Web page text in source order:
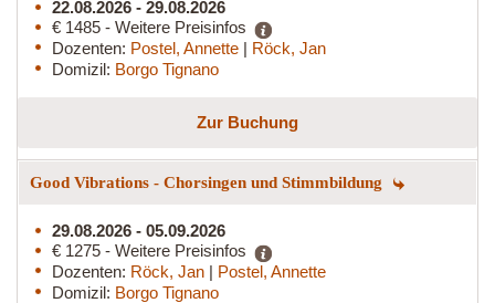
22.08.2026 - 29.08.2026
€ 1485 - Weitere Preisinfos
Dozenten: Postel, Annette | Röck, Jan
Domizil: Borgo Tignano
Zur Buchung
Good Vibrations - Chorsingen und Stimmbildung
29.08.2026 - 05.09.2026
€ 1275 - Weitere Preisinfos
Dozenten: Röck, Jan | Postel, Annette
Domizil: Borgo Tignano